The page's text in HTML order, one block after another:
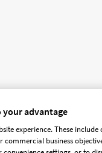
your advantage
experience. These include
business